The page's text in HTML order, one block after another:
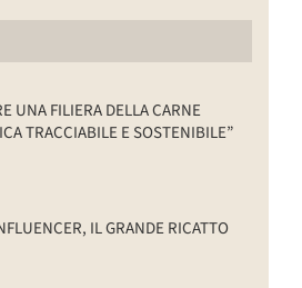
UNA FILIERA DELLA CARNE
TRACCIABILE E SOSTENIBILE”
IL GRANDE RICATTO